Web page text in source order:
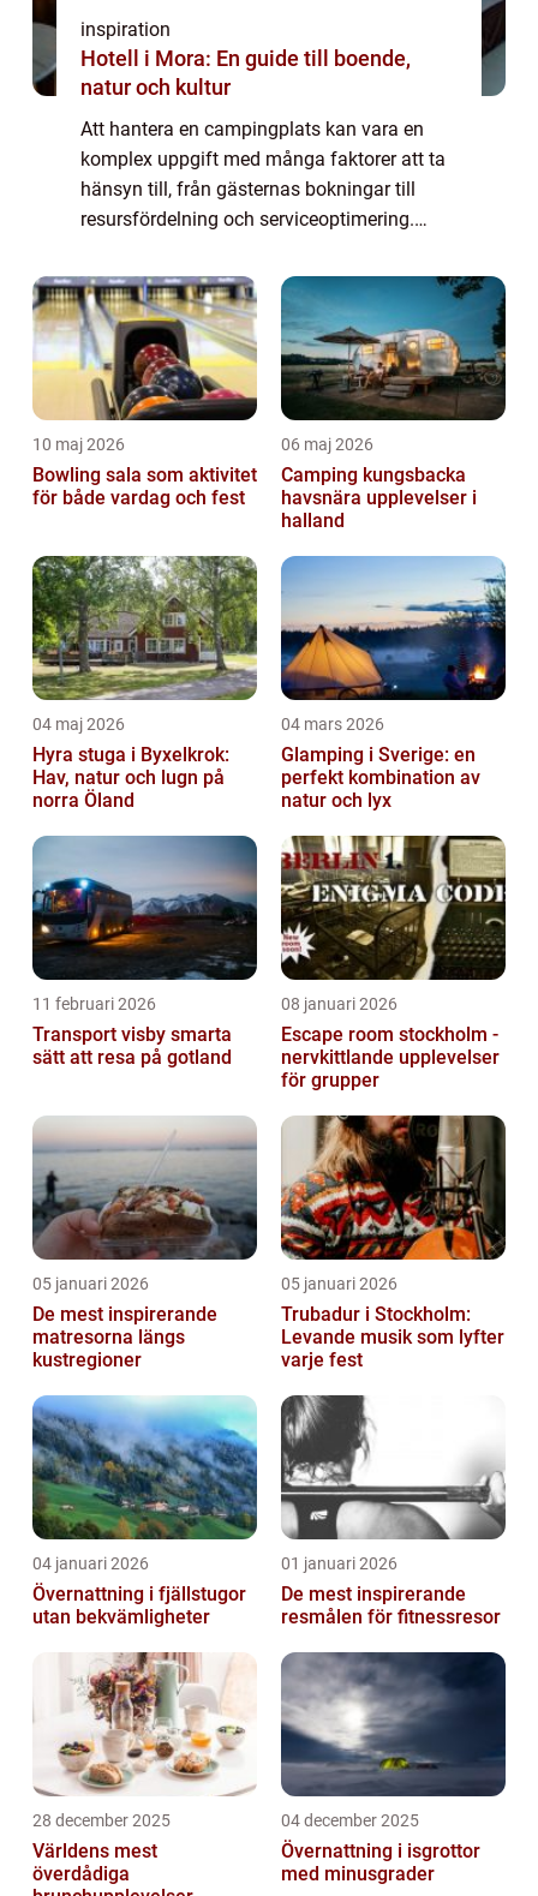
inspiration
Hotell i Mora: En guide till boende,
natur och kultur
Att hantera en campingplats kan vara en
komplex uppgift med många faktorer att ta
hänsyn till, från gästernas bokningar till
resursfördelning och serviceoptimering.
att spela en av...
10 maj 2026
Bowling sala som aktivitet
för både vardag och fest
06 maj 2026
Camping kungsbacka
havsnära upplevelser i
halland
04 maj 2026
Hyra stuga i Byxelkrok:
Hav, natur och lugn på
norra Öland
04 mars 2026
Glamping i Sverige: en
perfekt kombination av
natur och lyx
11 februari 2026
Transport visby smarta
sätt att resa på gotland
08 januari 2026
Escape room stockholm -
nervkittlande upplevelser
för grupper
05 januari 2026
De mest inspirerande
matresorna längs
kustregioner
05 januari 2026
Trubadur i Stockholm:
Levande musik som lyfter
varje fest
04 januari 2026
Övernattning i fjällstugor
utan bekvämligheter
01 januari 2026
De mest inspirerande
resmålen för fitnessresor
28 december 2025
Världens mest
överdådiga
04 december 2025
Övernattning i isgrottor
med minusgrader